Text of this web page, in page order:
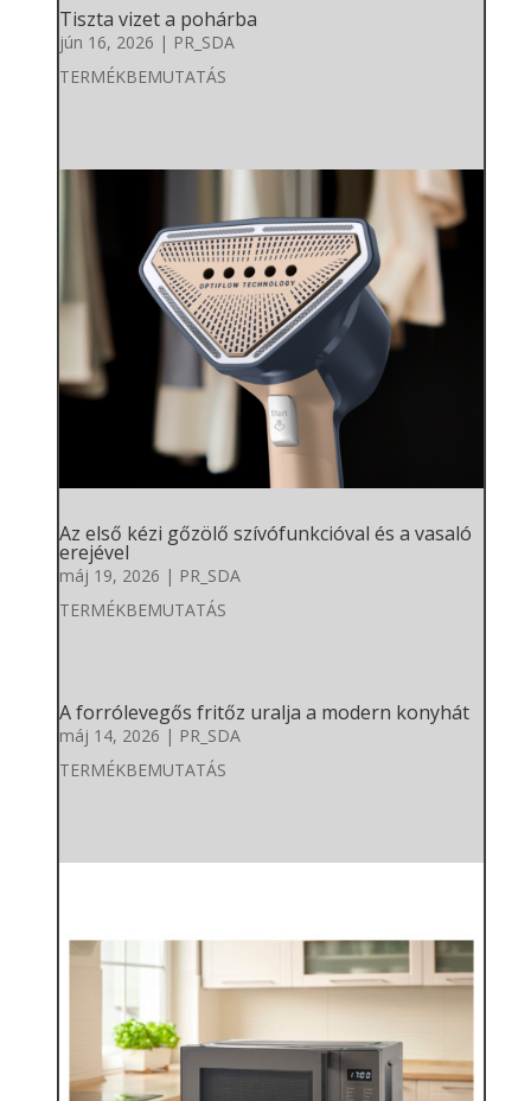
Tiszta vizet a pohárba
jún 16, 2026 | PR_SDA
TERMÉKBEMUTATÁS
Az első kézi gőzölő szívófunkcióval és a vasaló
erejével
máj 19, 2026 | PR_SDA
TERMÉKBEMUTATÁS
A forrólevegős fritőz uralja a modern konyhát
máj 14, 2026 | PR_SDA
TERMÉKBEMUTATÁS